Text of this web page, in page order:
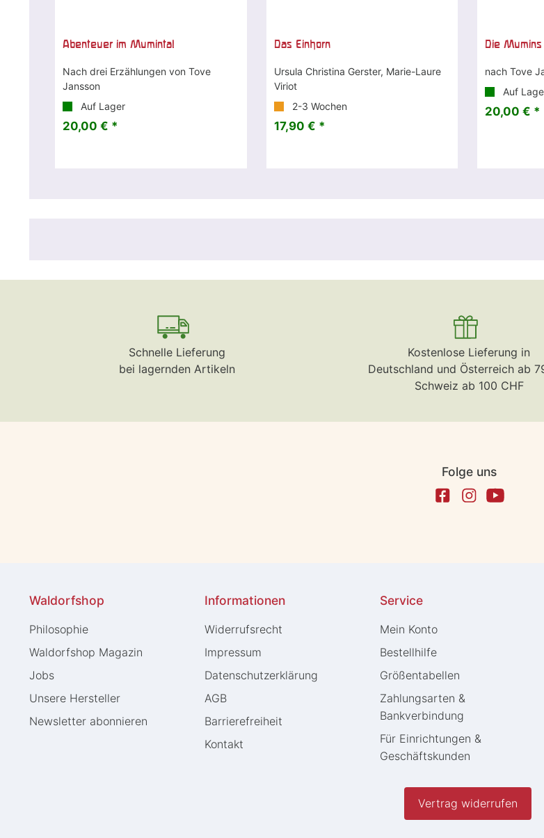
Abenteuer im Mumintal
Nach drei Erzählungen von Tove
Jansson
Auf Lager
20,00 € *
Das Einhorn
Ursula Christina Gerster, Marie-Laure
Viriot
2-3 Wochen
17,90 € *
Die
nach Tove
Auf
20,00 € *
Schnelle Lieferung
bei lagernden Artikeln
Kostenlose Lieferung in
Deutschland und Österreich ab
Schweiz ab 100 CHF
Folge uns
Waldorfshop
Philosophie
Waldorfshop Magazin
Jobs
Unsere Hersteller
Newsletter abonnieren
Informationen
Widerrufs­recht
Impressum
Daten­schutz­erklärung
AGB
Barrierefreiheit
Kontakt
Service
Mein Konto
Bestellhilfe
Größentabellen
Zahlungsarten &
Bankverbindung
Für Einrichtungen &
Geschäftskunden
Vertrag widerrufen